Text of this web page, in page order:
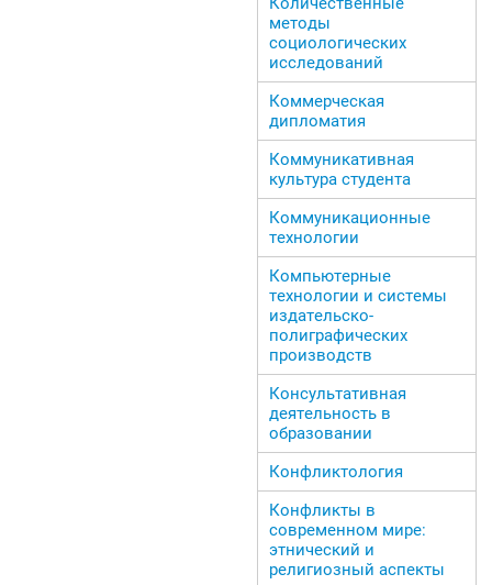
методы
социологических
исследований
Коммерческая
дипломатия
Коммуникативная
культура студента
Коммуникационные
технологии
Компьютерные
технологии и системы
издательско-
полиграфических
производств
Консультативная
деятельность в
образовании
Конфликтология
Конфликты в
современном мире:
этнический и
религиозный аспекты